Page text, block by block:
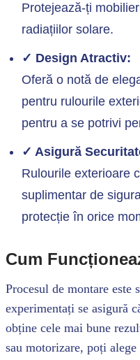
Protejează-ți
radiațiilor solare.
✓ Design Atractiv:
Oferă o notă de
pentru rulourile
pentru a se potrivi
✓ Asigură
Rulourile exterioare
suplimentar de
protecție în orice
Cum
Procesul de montare
experimentați se asigură
obține cele mai bune
sau motorizare, poți